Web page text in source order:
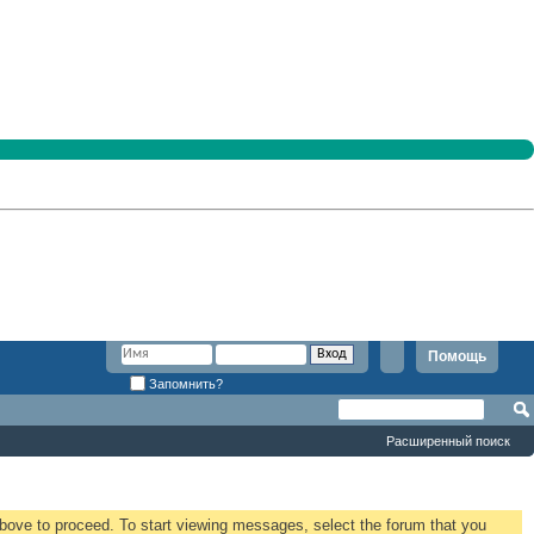
Помощь
Запомнить?
Расширенный поиск
to proceed. To start viewing messages, select the forum that you